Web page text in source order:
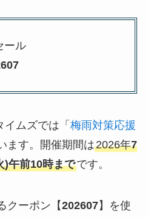
ール
ムズでは「 梅雨対策応援
ます。開催期間は2026年7
)午前10時までです。
クーポン【202607】を使